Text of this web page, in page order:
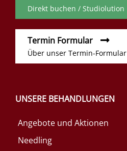
Direkt buchen / Studiolution
Termin Formular
Über unser Termin-Formular
UNSERE BEHANDLUNGEN
Angebote und Aktionen
Needling